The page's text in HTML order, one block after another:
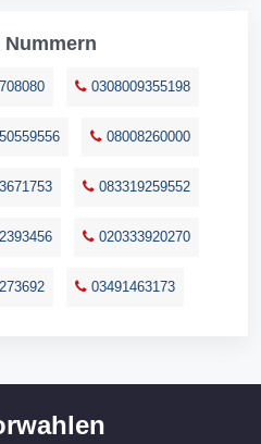
0308009355198
08008260000
083319259552
020333920270
03491463173